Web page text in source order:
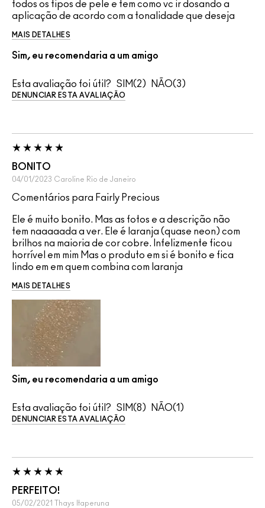
todos os tipos de pele e tem como vc ir dosando a
aplicação de acordo com a tonalidade que deseja
MAIS DETALHES
Sim, eu recomendaria a um amigo
Esta avaliação foi útil? 2 3
DENUNCIAR ESTA AVALIAÇÃO
BONITO
04/01/2023 Caroline Rio de Janeiro
Comentários para Fairly Precious
Ele é muito bonito. Mas as fotos e a descrição não
tem naaaaada a ver. Ele é laranja (quase neon) com
brilhos na maioria de cor cobre. Infelizmente ficou
horrível em mim Mas o produto em si é bonito e fica
lindo em em quem combina com laranja
MAIS DETALHES
Sim, eu recomendaria a um amigo
Esta avaliação foi útil? 8 1
DENUNCIAR ESTA AVALIAÇÃO
PERFEITO!
05/02/2021 Thays Itaperuna